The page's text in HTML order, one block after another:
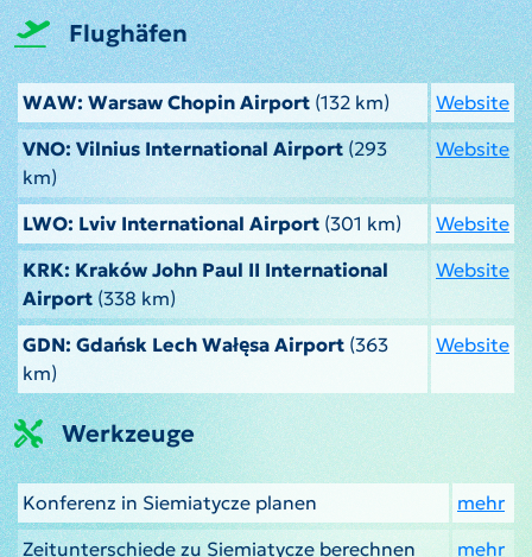
Flughäfen
WAW: Warsaw Chopin Airport (132 km)
Website
VNO: Vilnius International Airport(293
km)
Website
LWO: Lviv International Airport (301 km)
Website
KRK: Kraków John Paul II International
Airport(338 km)
Website
GDN: Gdańsk Lech Wałęsa Airport (363
km)
Website
Werkzeuge
Konferenz in Siemiatycze planen
mehr
Zeitunterschiede zu Siemiatycze berechnen
mehr